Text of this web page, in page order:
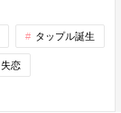
タップル誕生
失恋